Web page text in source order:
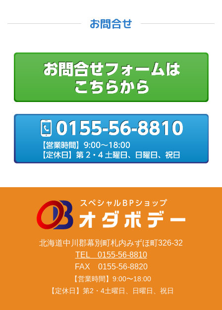
お問合せ
北海道中川郡幕別町札内みずほ町326-32
TEL 0155-56-8810
FAX 0155-56-8820
【営業時間】9:00〜18:00
【定休日】第2・4土曜日、日曜日、祝日